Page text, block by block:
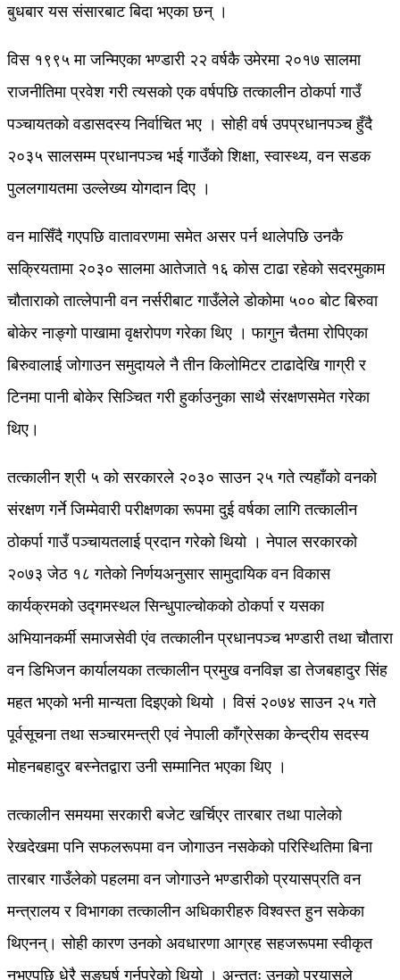
बुधबार यस संसारबाट बिदा भएका छन् ।
विस १९९५ मा जन्मिएका भण्डारी २२ वर्षकै उमेरमा २०१७ सालमा
राजनीतिमा प्रवेश गरी त्यसको एक वर्षपछि तत्कालीन ठोकर्पा गाउँ
पञ्चायतको वडासदस्य निर्वाचित भए । सोही वर्ष उपप्रधानपञ्च हुँदै
२०३५ सालसम्म प्रधानपञ्च भई गाउँको शिक्षा, स्वास्थ्य, वन सडक
पुललगायतमा उल्लेख्य योगदान दिए ।
वन मासिँदै गएपछि वातावरणमा समेत असर पर्न थालेपछि उनकै
सक्रियतामा २०३० सालमा आतेजाते १६ कोस टाढा रहेको सदरमुकाम
चौताराको तात्लेपानी वन नर्सरीबाट गाउँलेले डोकोमा ५०० बोट बिरुवा
बोकेर नाङ्गो पाखामा वृक्षरोपण गरेका थिए । फागुन चैतमा रोपिएका
बिरुवालाई जोगाउन समुदायले नै तीन किलोमिटर टाढादेखि गाग्री र
टिनमा पानी बोकेर सिञ्चित गरी हुर्काउनुका साथै संरक्षणसमेत गरेका
थिए।
तत्कालीन श्री ५ को सरकारले २०३० साउन २५ गते त्यहाँको वनको
संरक्षण गर्ने जिम्मेवारी परीक्षणका रूपमा दुई वर्षका लागि तत्कालीन
ठोकर्पा गाउँ पञ्चायतलाई प्रदान गरेको थियो । नेपाल सरकारको
२०७३ जेठ १८ गतेको निर्णयअनुसार सामुदायिक वन विकास
कार्यक्रमको उद्गमस्थल सिन्धुपाल्चोकको ठोकर्पा र यसका
अभियानकर्मी समाजसेवी एंव तत्कालीन प्रधानपञ्च भण्डारी तथा चौतारा
वन डिभिजन कार्यालयका तत्कालीन प्रमुख वनविज्ञ डा तेजबहादुर सिंह
महत भएको भनी मान्यता दिइएको थियो । विसं २०७४ साउन २५ गते
पूर्वसूचना तथा सञ्चारमन्त्री एवं नेपाली काँग्रेसका केन्द्रीय सदस्य
मोहनबहादुर बस्नेतद्वारा उनी सम्मानित भएका थिए ।
तत्कालीन समयमा सरकारी बजेट खर्चिएर तारबार तथा पालेको
रेखदेखमा पनि सफलरूपमा वन जोगाउन नसकेको परिस्थितिमा बिना
तारबार गाउँलेको पहलमा वन जोगाउने भण्डारीको प्रयासप्रति वन
मन्त्रालय र विभागका तत्कालीन अधिकारीहरु विश्वस्त हुन सकेका
थिएनन्। सोही कारण उनको अवधारणा आग्रह सहजरूपमा स्वीकृत
नभएपछि धेरै सङ्घर्ष गर्नुपरेको थियो । अन्ततः उनको प्रयासले